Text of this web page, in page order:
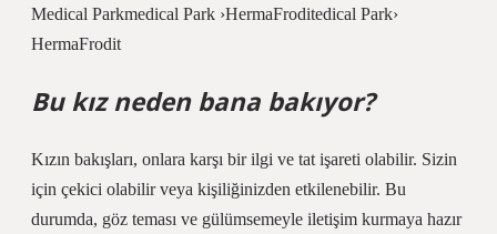
Medical Parkmedical Park ›HermaFroditedical Park›
HermaFrodit
Bu kız neden bana bakıyor?
Kızın bakışları, onlara karşı bir ilgi ve tat işareti olabilir. Sizin
için çekici olabilir veya kişiliğinizden etkilenebilir. Bu
durumda, göz teması ve gülümsemeyle iletişim kurmaya hazır